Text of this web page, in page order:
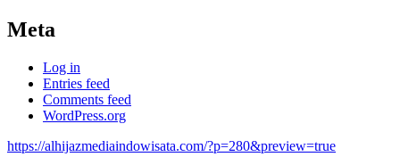
Meta
Log in
Entries feed
Comments feed
WordPress.org
https://alhijazmediaindowisata.com/?p=280&preview=true